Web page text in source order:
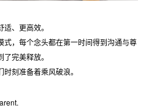
、更高效。
，每个念头都在第一时间得到沟通与尊
完美释放。
刻准备着乘风破浪。